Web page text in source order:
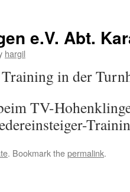
e.V. Abt.
hargil
in der
TV-
. Bookmark thepermalink.